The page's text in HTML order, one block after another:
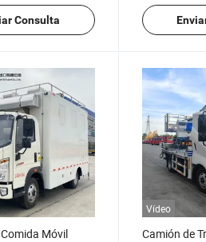
Consulta
Móvil
Vídeo
Camión de